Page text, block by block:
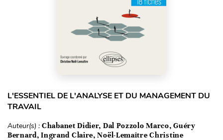
L'ESSENTIEL DE L'ANALYSE ET DU MANAGEMENT DU
TRAVAIL
Auteur(s) : Chabanet Didier, Dal Pozzolo Marco, Guéry
Bernard, Ingrand Claire, Noël-Lemaître Christine